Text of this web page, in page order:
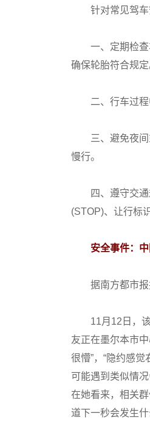
针对常见驾车
一、定期检查车
确保轮胎符合规定
二、行车过程中
三、避免夜间或
慢行。
四、遵守交通规
(STOP)、让行标
安全事件：
据南方都市报报
11月12日，该
友正在墨尔本市
很懵”，“隐约感
可能遇到类似情
在她看来，相关
道下一秒会发生什